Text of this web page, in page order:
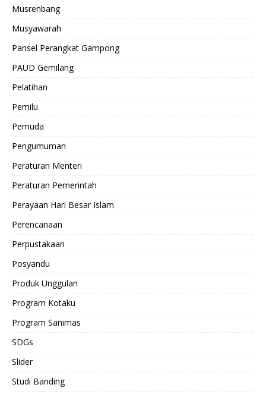
Musrenbang
Musyawarah
Pansel Perangkat Gampong
PAUD Gemilang
Pelatihan
Pemilu
Pemuda
Pengumuman
Peraturan Menteri
Peraturan Pemerintah
Perayaan Hari Besar Islam
Perencanaan
Perpustakaan
Posyandu
Produk Unggulan
Program Kotaku
Program Sanimas
SDGs
Slider
Studi Banding